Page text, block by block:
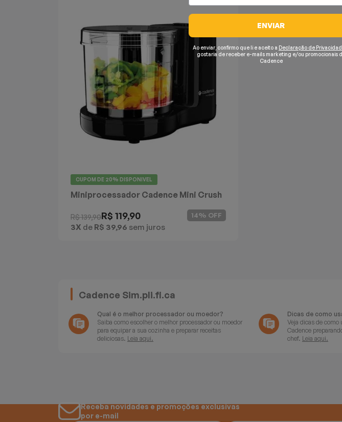
CUPOM DE 20% DISPONIVEL
Miniprocessador Cadence Mini Crush
R$ 139,90R$ 119,90
3X de R$ 39,96 sem juros
14% OFF
Cadence Sim.pli.fi.ca
Qual é o melhor processador ou moedor?
Saiba como escolher o melhor processador ou moedor
para equipar a sua cozinha e preparar receitas
deliciosas. Leia aqui.
Dicas de como
Veja dicas de como
Cadence
chef. Leia aqui.
Receba novidades e promoções exclusivas
por e-mail
ENVIAR
Ao enviar, confirmo que li e aceito a Declaração de
gostaria de receber e-mails marketing e/ou promocionais
Cadence